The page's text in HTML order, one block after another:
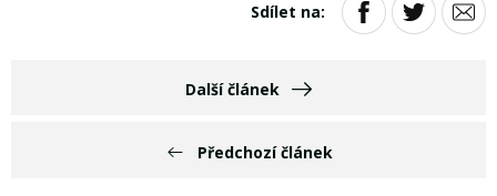
Předchozí článek
Sdílet na:
Další článek